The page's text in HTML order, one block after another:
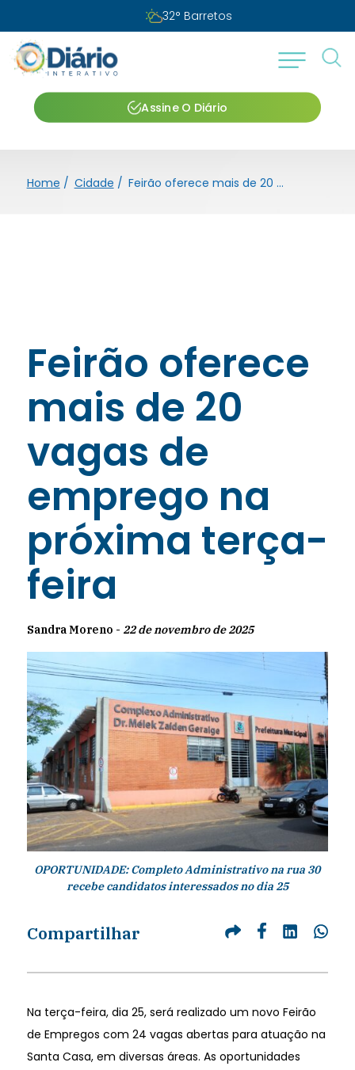
32° Barretos
Assine O Diário
Home / Cidade / Feirão oferece mais de 20 vagas de emprego na próxima terça-feira
Feirão oferece
mais de 20
vagas de
emprego na
próxima terça-
feira
Sandra Moreno - 22 de novembro de 2025
OPORTUNIDADE: Completo Administrativo na rua 30
recebe candidatos interessados no dia 25
Compartilhar
Na terça-feira, dia 25, será realizado um novo Feirão
de Empregos com 24 vagas abertas para atuação na
Santa Casa, em diversas áreas. As oportunidades